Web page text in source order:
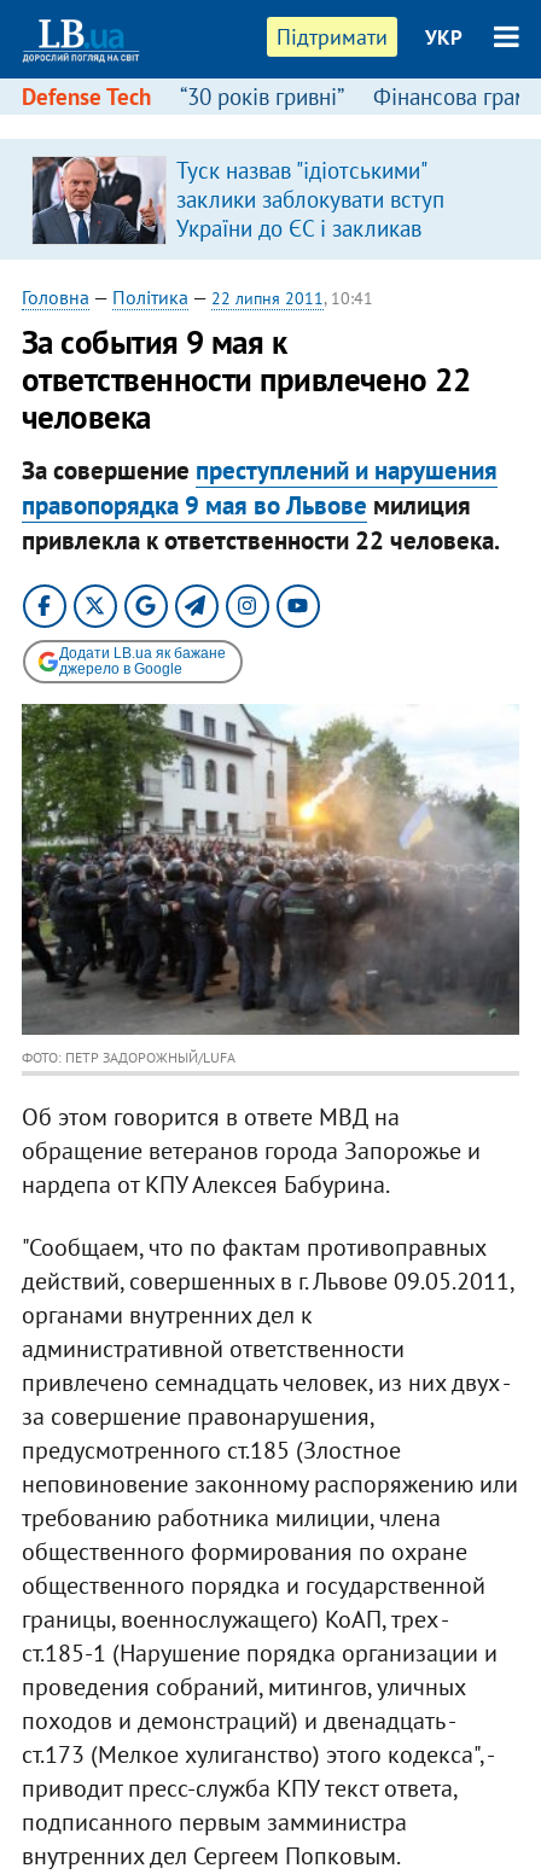
Підтримати УКР
Defense Tech “30 років гривні” Фінансова
Туск назвав "ідіотськими"
заклики заблокувати вступ
України до ЄС і закликав
припинити антиукраїнську
риторику
Головна — Політика — 22 липня 2011, 10:41
За события 9 мая к
ответственности привлечено 22
человека
За совершение преступлений и нарушения
правопорядка 9 мая во Львове милиция
привлекла к ответственности 22 человека.
Додати LB.ua як бажане
джерело в Google
ФОТО: ПЕТР ЗАДОРОЖНЫЙ/LUFA
Об этом говорится в ответе МВД на
обращение ветеранов города Запорожье и
нардепа от КПУ Алексея Бабурина.
"Сообщаем, что по фактам противоправных
действий, совершенных в г. Львове 09.05.2011,
органами внутренних дел к
административной ответственности
привлечено семнадцать человек, из них двух -
за совершение правонарушения,
предусмотренного ст.185 (Злостное
неповиновение законному распоряжению или
требованию работника милиции, члена
общественного формирования по охране
общественного порядка и государственной
границы, военнослужащего) КоАП, трех -
ст.185-1 (Нарушение порядка организации и
проведения собраний, митингов, уличных
походов и демонстраций) и двенадцать -
ст.173 (Мелкое хулиганство) этого кодекса", -
приводит пресс-служба КПУ текст ответа,
подписанного первым замминистра
внутренних дел Сергеем Попковым.